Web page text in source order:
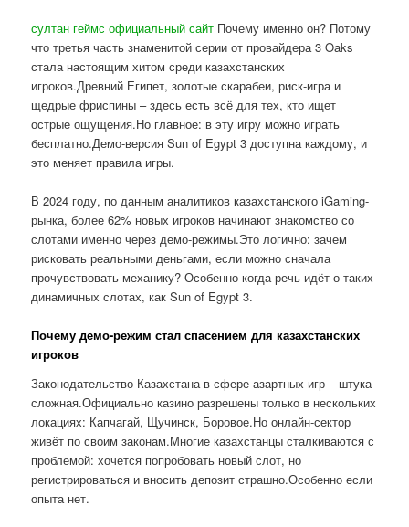
султан геймс официальный сайт Почему именно он? Потому
что третья часть знаменитой серии от провайдера 3 Oaks
стала настоящим хитом среди казахстанских
игроков.Древний Египет, золотые скарабеи, риск-игра и
щедрые фриспины – здесь есть всё для тех, кто ищет
острые ощущения.Но главное: в эту игру можно играть
бесплатно.Демо-версия Sun of Egypt 3 доступна каждому, и
это меняет правила игры.
В 2024 году, по данным аналитиков казахстанского iGaming-
рынка, более 62% новых игроков начинают знакомство со
слотами именно через демо-режимы.Это логично: зачем
рисковать реальными деньгами, если можно сначала
прочувствовать механику? Особенно когда речь идёт о таких
динамичных слотах, как Sun of Egypt 3.
Почему демо-режим стал спасением для казахстанских
игроков
Законодательство Казахстана в сфере азартных игр – штука
сложная.Официально казино разрешены только в нескольких
локациях: Капчагай, Щучинск, Боровое.Но онлайн-сектор
живёт по своим законам.Многие казахстанцы сталкиваются с
проблемой: хочется попробовать новый слот, но
регистрироваться и вносить депозит страшно.Особенно если
опыта нет.